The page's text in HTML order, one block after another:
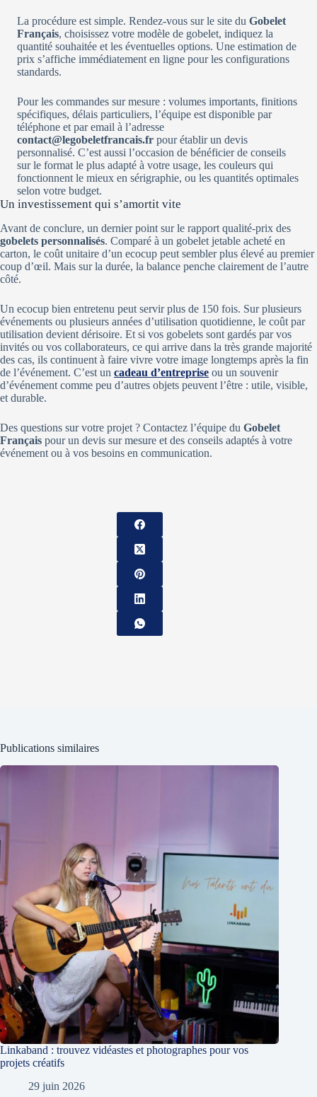
La procédure est simple. Rendez-vous sur le site du Gobelet
Français, choisissez votre modèle de gobelet, indiquez la
quantité souhaitée et les éventuelles options. Une estimation de
prix s’affiche immédiatement en ligne pour les configurations
standards.
Pour les commandes sur mesure : volumes importants, finitions
spécifiques, délais particuliers, l’équipe est disponible par
téléphone et par email à l’adresse
contact@legobeletfrancais.fr pour établir un devis
personnalisé. C’est aussi l’occasion de bénéficier de conseils
sur le format le plus adapté à votre usage, les couleurs qui
fonctionnent le mieux en sérigraphie, ou les quantités optimales
selon votre budget.
Un investissement qui s’amortit vite
Avant de conclure, un dernier point sur le rapport qualité-prix des
gobelets personnalisés. Comparé à un gobelet jetable acheté en
carton, le coût unitaire d’un ecocup peut sembler plus élevé au premier
coup d’œil. Mais sur la durée, la balance penche clairement de l’autre
côté.
Un ecocup bien entretenu peut servir plus de 150 fois. Sur plusieurs
événements ou plusieurs années d’utilisation quotidienne, le coût par
utilisation devient dérisoire. Et si vos gobelets sont gardés par vos
invités ou vos collaborateurs, ce qui arrive dans la très grande majorité
des cas, ils continuent à faire vivre votre image longtemps après la fin
de l’événement. C’est un cadeau d’entreprise ou un souvenir
d’événement comme peu d’autres objets peuvent l’être : utile, visible,
et durable.
Des questions sur votre projet ? Contactez l’équipe du Gobelet
Français pour un devis sur mesure et des conseils adaptés à votre
événement ou à vos besoins en communication.
Publications similaires
Linkaband : trouvez vidéastes et photographes pour vos
projets créatifs
29 juin 2026